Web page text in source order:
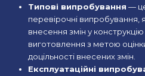
Типові випробування —
перевірочні випробування,
внесення змін у
виготовлення з метою
доцільності внесених змін.
Експлуатаційні